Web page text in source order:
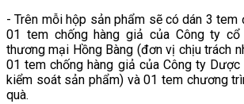
- Trên mỗi hộp sản phẩm sẽ có dán 3 tem
01 tem chống hàng giả của Công ty
thương mại Hồng Bàng (đơn vị chịu trách
01 tem chống hàng giả của Công ty
kiểm soát sản phẩm) và 01 tem chương
quà.